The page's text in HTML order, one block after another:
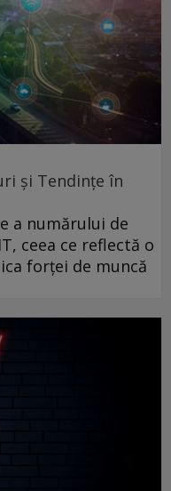
și Tendințe în
a numărului de
ceea ce reflectă o
forței de muncă